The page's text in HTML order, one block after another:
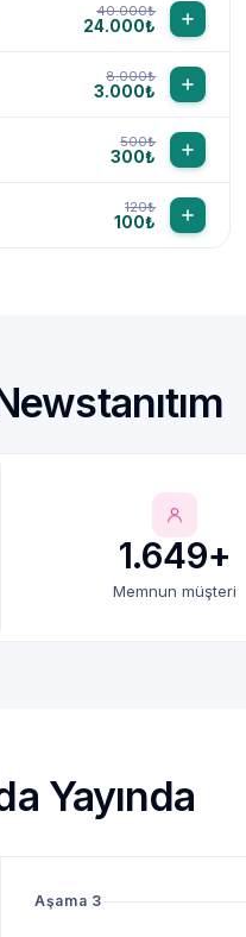
40.000₺
24.000₺
8.000₺
3.000₺
500₺
300₺
120₺
100₺
1.649+
Memnun müşteri
Yayında
Aşama 3